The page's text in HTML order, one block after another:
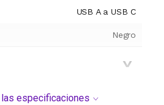
USB A a USB C
Negro
especificaciones